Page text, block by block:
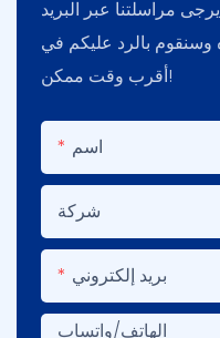
مراسلتنا عبر البريد
وسنقوم بالرد عليكم في
أقرب وقت ممكن!
اسم
شركة
بريد إلكتروني
الهاتف/واتساب